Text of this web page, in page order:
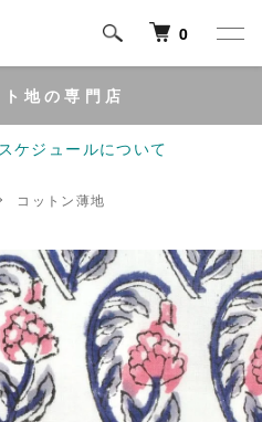
0
地の専門店
ケジュールについて
コットン薄地